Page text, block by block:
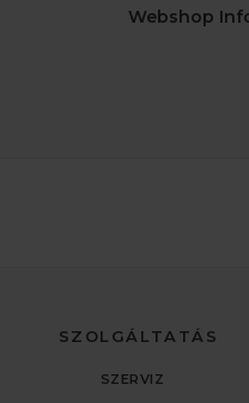
Webshop
SZOLGÁLTATÁS
SZERVIZ